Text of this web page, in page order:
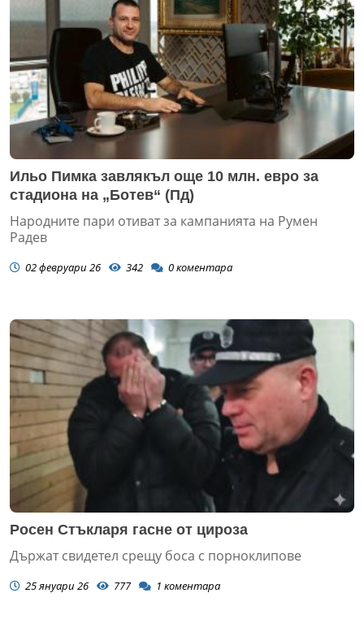
Ильо Пимка завлякъл още 10 млн. евро за
стадиона на „Ботев“ (Пд)
Народните пари отиват за кампанията на Румен
Радев
02 февруари 26 342 0коментара
Росен Стъкларя гасне от цироза
Държат свидетел срещу боса с порноклипове
25 януари 26 777 1 коментара